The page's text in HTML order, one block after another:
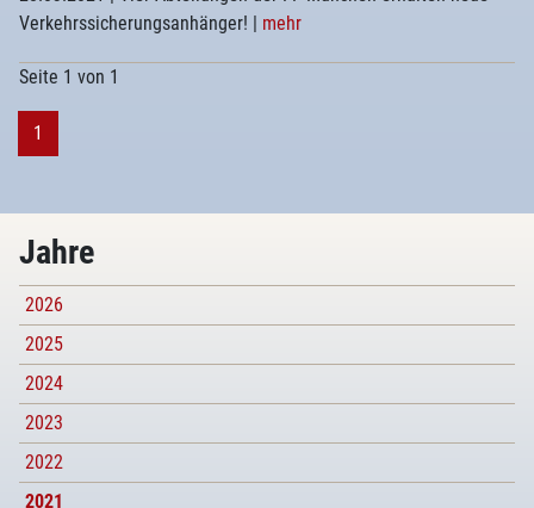
Verkehrssicherungsanhänger! | mehr
Seite 1 von 1
1
Jahre
2026
2025
2024
2023
2022
2021